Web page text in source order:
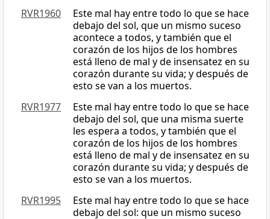
RVR1960
Este mal hay entre todo lo que se hace
debajo del sol, que un mismo suceso
acontece a todos, y también que el
corazón de los hijos de los hombres
está lleno de mal y de insensatez en su
corazón durante su vida; y después de
esto se van a los muertos.
RVR1977
Este mal hay entre todo lo que se hace
debajo del sol, que una misma suerte
les espera a todos, y también que el
corazón de los hijos de los hombres
está lleno de mal y de insensatez en su
corazón durante su vida; y después de
esto se van a los muertos.
RVR1995
Este mal hay entre todo lo que se hace
debajo del sol: que un mismo suceso